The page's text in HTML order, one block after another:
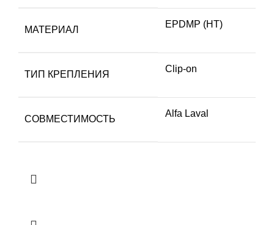
МАТЕРИАЛ
EPDMP (HT)
ТИП КРЕПЛЕНИЯ
Clip-on
СОВМЕСТИМОСТЬ
Alfa Laval